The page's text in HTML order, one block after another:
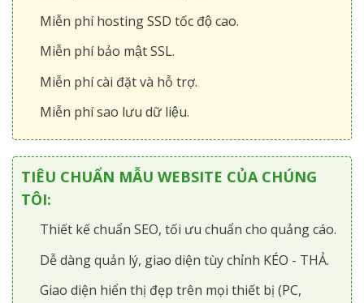
Miễn phí hosting SSD tốc độ cao.
Miễn phí bảo mật SSL.
Miễn phí cài đặt và hỗ trợ.
Miễn phí sao lưu dữ liệu.
TIÊU CHUẨN MẪU WEBSITE CỦA CHÚNG
TÔI:
Thiết kế chuẩn SEO, tối ưu chuẩn cho quảng cáo.
Dễ dàng quản lý, giao diện tùy chỉnh KÉO - THẢ.
Giao diện hiển thị đẹp trên mọi thiết bị (PC,